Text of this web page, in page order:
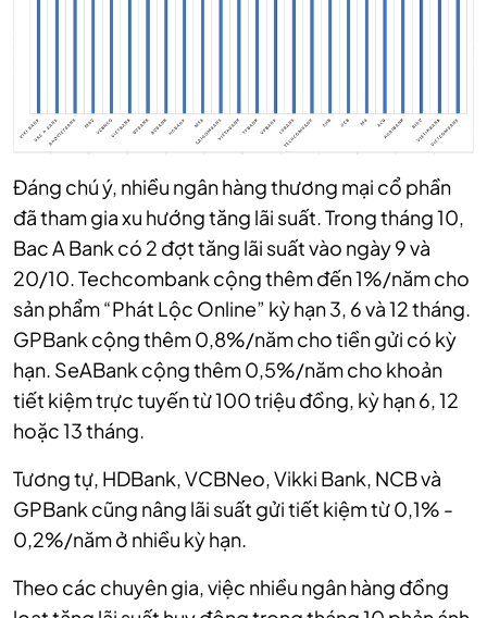
Đáng chú ý, nhiều ngân hàng thương mại cổ phần
đã tham gia xu hướng tăng lãi suất. Trong tháng 10,
Bac A Bank có 2 đợt tăng lãi suất vào ngày 9 và
20/10. Techcombank cộng thêm đến 1%/năm cho
sản phẩm “Phát Lộc Online” kỳ hạn 3, 6 và 12 tháng.
GPBank cộng thêm 0,8%/năm cho tiền gửi có kỳ
hạn. SeABank cộng thêm 0,5%/năm cho khoản
tiết kiệm trực tuyến từ 100 triệu đồng, kỳ hạn 6, 12
hoặc 13 tháng.
Tương tự, HDBank, VCBNeo, Vikki Bank, NCB và
GPBank cũng nâng lãi suất gửi tiết kiệm từ 0,1% -
0,2%/năm ở nhiều kỳ hạn.
Theo các chuyên gia, việc nhiều ngân hàng đồng